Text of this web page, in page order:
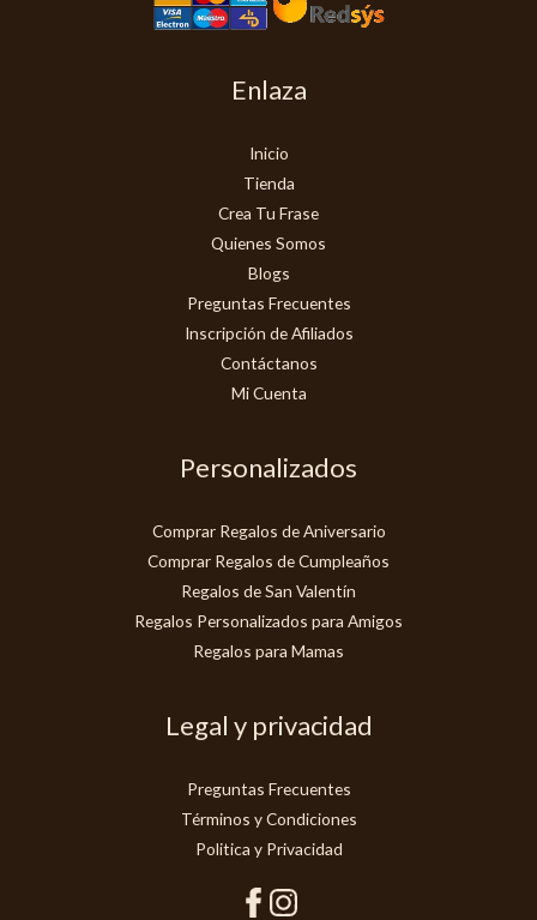
Enlaza
Inicio
Tienda
Crea Tu Frase
Quienes Somos
Blogs
Preguntas Frecuentes
Inscripción de Afiliados
Contáctanos
Mi Cuenta
Personalizados
Comprar Regalos de Aniversario
Comprar Regalos de Cumpleaños
Regalos de San Valentín
Regalos Personalizados para Amigos
Regalos para Mamas
Legal y privacidad
Preguntas Frecuentes
Términos y Condiciones
Politica y Privacidad